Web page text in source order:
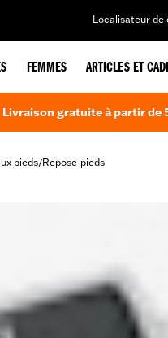
Localisateur de
FEMMES ARTICLES ET
Livraison gratuite à partir de
pieds/Repose-pieds